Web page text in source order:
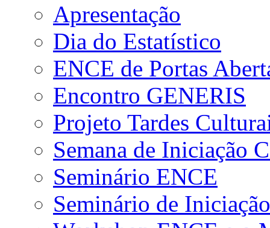
Apresentação
Dia do Estatístico
ENCE de Portas
Encontro GENERIS
Projeto Tardes
Semana de Iniciação
Seminário ENCE
Seminário de